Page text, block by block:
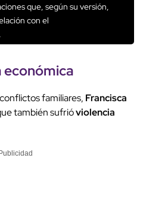
que, según su versión,
con el
económica
familiares, Francisca
también sufrióviolencia